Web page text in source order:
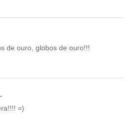
de ouro, globos de ouro!!!
=)